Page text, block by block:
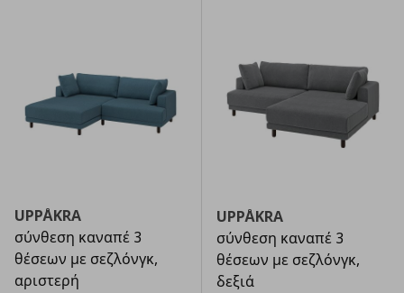
UPPÅKRA
σύνθεση καναπέ 3
θέσεων με σεζλόνγκ,
αριστερή
UPPÅKRA
σύνθεση καναπέ 3
θέσεων με σεζλόνγκ,
δεξιά